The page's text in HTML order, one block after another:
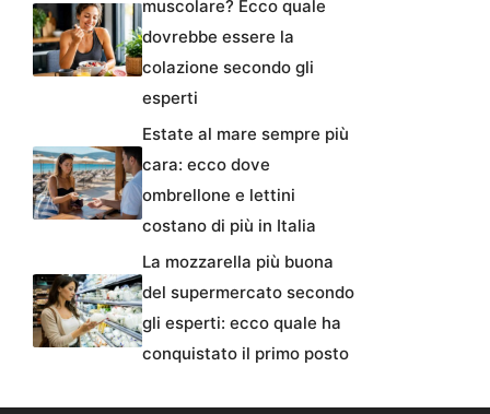
muscolare? Ecco quale
dovrebbe essere la
colazione secondo gli
esperti
Estate al mare sempre più
cara: ecco dove
ombrellone e lettini
costano di più in Italia
La mozzarella più buona
del supermercato secondo
gli esperti: ecco quale ha
conquistato il primo posto